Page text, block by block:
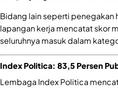
Bidang lain seperti penegakan
lapangan kerja mencatat skor
seluruhnya masuk dalam
Index Politica: 83,5 Persen
Lembaga Index Politica